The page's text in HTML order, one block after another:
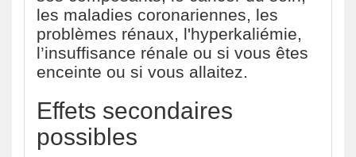
les maladies coronariennes, les
problèmes rénaux, l'hyperkaliémie,
l’insuffisance rénale ou si vous êtes
enceinte ou si vous allaitez.
Effets secondaires
possibles